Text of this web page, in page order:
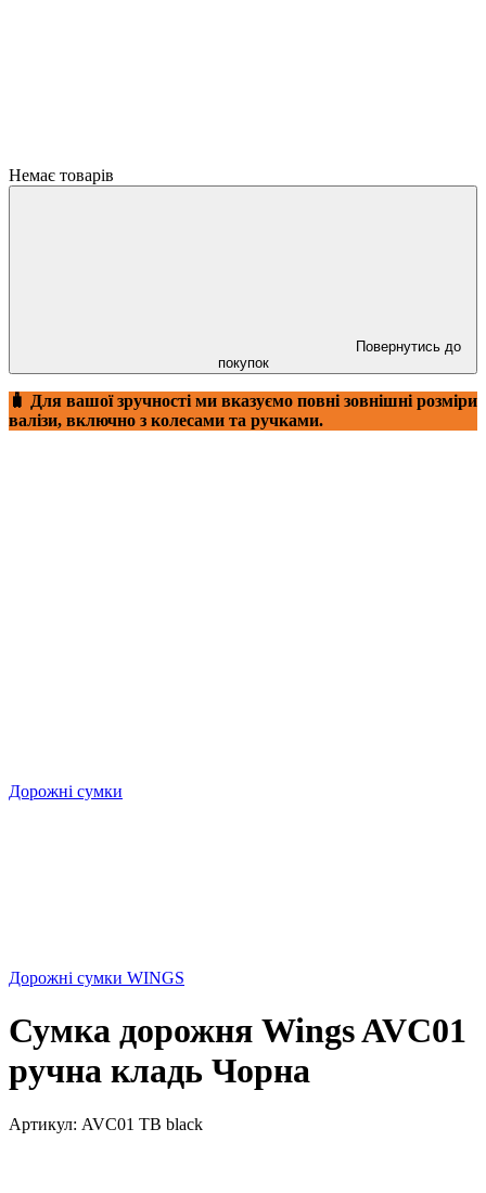
Немає товарів
Повернутись до
покупок
🧳 Для вашої зручності ми вказуємо повні зовнішні розміри
валізи, включно з колесами та ручками.
Дорожні сумки
Дорожні сумки WINGS
Сумка дорожня Wings AVC01
ручна кладь Чорна
Артикул: AVC01 TB black